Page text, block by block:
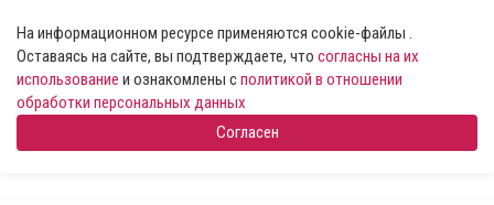
На информационном ресурсе применяются cookie-файлы .
Оставаясь на сайте, вы подтверждаете, что согласны на их
использование и ознакомлены сполитикой в отношении
обработки персональных данных
Согласен